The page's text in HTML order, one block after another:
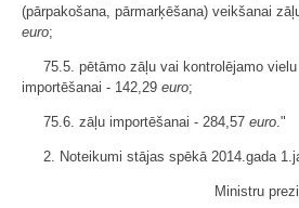
(pārpakošana, pārmarķēšana) veikšanai
euro;
75.5. pētāmo zāļu vai kontrolējamo
importēšanai - 142,29 euro;
75.6. zāļu importēšanai - 284,57 euro."
2. Noteikumi stājas spēkā 2014.gada
Ministru